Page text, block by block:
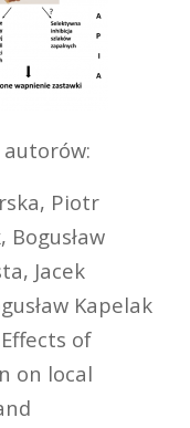
autorów:
Piotr
Jacek
Kapelak
of
on local